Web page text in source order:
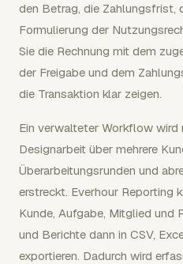
den Betrag, die Zahlungsfrist,
Formulierung der
Sie die Rechnung mit dem
der Freigabe und dem
die Transaktion klar zeigen.
Ein verwalteter Workflow wird
Designarbeit über mehrere
Überarbeitungsrunden und
erstreckt. Everhour Reporting
Kunde, Aufgabe, Mitglied und
und Berichte dann in CSV,
exportieren. Dadurch wird